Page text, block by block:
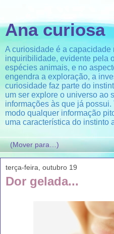
Ana curiosa
A curiosidade é a capacidade
inquiribilidade, evidente pela
espécies animais, e no
engendra a exploração, a
curiosidade faz parte do
um ser explore o universo ao
informações às que já
modo qualquer informação
uma característica do instinto
terça-feira, outubro 19
Dor gelada...